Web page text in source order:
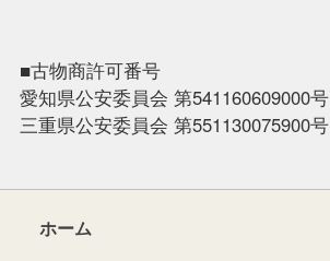
■古物商許可番号
愛知県公安委員会 第541160609000号
三重県公安委員会 第551130075900号
ホーム